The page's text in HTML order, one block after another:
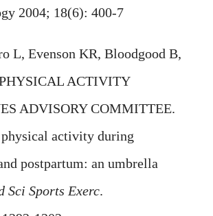
2004; 18(6): 400-7
L, Evenson KR, Bloodgood B,
ACTIVITY
ADVISORY COMMITTEE.
activity during
postpartum: an umbrella
Sci Sports Exerc.